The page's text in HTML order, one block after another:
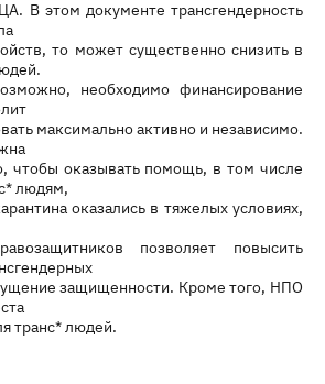
В этом документе трансгендерность
то может существенно снизить в
необходимо финансирование
максимально активно и независимо.
чтобы оказывать помощь, в том числе
людям,
оказались в тяжелых условиях,
позволяет повысить
защищенности. Кроме того, НПО
транс* людей.